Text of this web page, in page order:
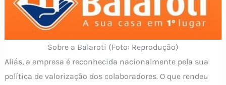
Sobre a Balaroti (Foto: Reprodução)
Aliás, a empresa é reconhecida nacionalmente pela sua
política de valorização dos colaboradores. O que rendeu